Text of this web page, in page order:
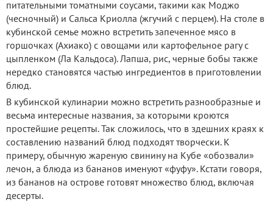
питательными томатными соусами, такими как Моджо
(чесночный) и Сальса Криолла (жгучий с перцем). На столе в
кубинской семье можно встретить запеченное мясо в
горшочках (Ахиако) с овощами или картофельное рагу с
цыпленком (Ла Кальдоса). Лапша, рис, черные бобы также
нередко становятся частью ингредиентов в приготовлении
блюд.
В кубинской кулинарии можно встретить разнообразные и
весьма интересные названия, за которыми кроются
простейшие рецепты. Так сложилось, что в здешних краях к
составлению названий блюд подходят творчески. К
примеру, обычную жареную свинину на Кубе «обозвали»
лечон, а блюда из бананов именуют «фуфу». Кстати говоря,
из бананов на острове готовят множество блюд, включая
десерты.